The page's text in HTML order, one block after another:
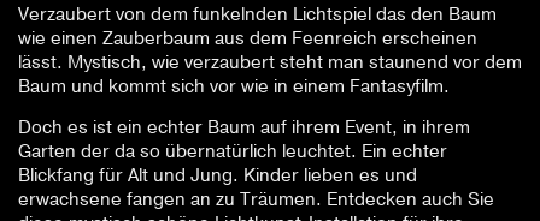
Verzaubert von dem funkelnden Lichtspiel das den Baum
wie einen Zauberbaum aus dem Feenreich erscheinen
lässt. Mystisch, wie verzaubert steht man staunend vor dem
Baum und kommt sich vor wie in einem Fantasyfilm.
Doch es ist ein echter Baum auf ihrem Event, in ihrem
Garten der da so übernatürlich leuchtet. Ein echter
Blickfang für Alt und Jung. Kinder lieben es und
erwachsene fangen an zu Träumen. Entdecken auch Sie